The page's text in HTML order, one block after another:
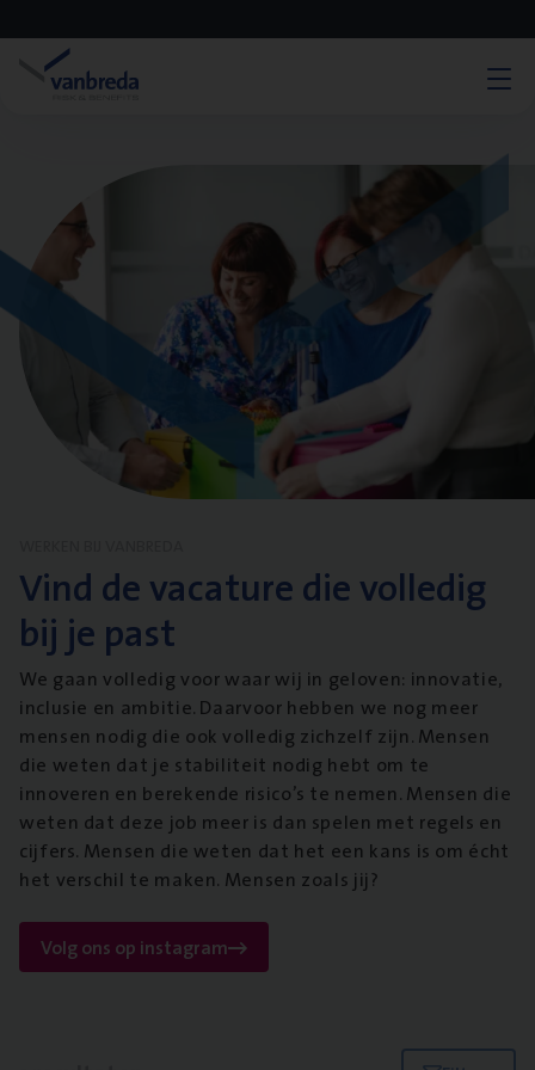
Vind de vacature die volledig
bij je past
We gaan volledig voor waar wij in geloven: innovatie,
inclusie en ambitie. Daarvoor hebben we nog meer
mensen nodig die ook volledig zichzelf zijn. Mensen
die weten dat je stabiliteit nodig hebt om te
innoveren en berekende risico’s te nemen. Mensen die
weten dat deze job meer is dan spelen met regels en
cijfers. Mensen die weten dat het een kans is om écht
het verschil te maken. Mensen zoals jij?
Volg ons op instagram